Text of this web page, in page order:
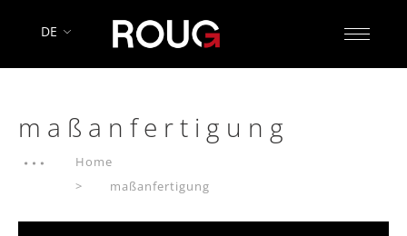
DE
maßanfertigung
Home
maßanfertigung